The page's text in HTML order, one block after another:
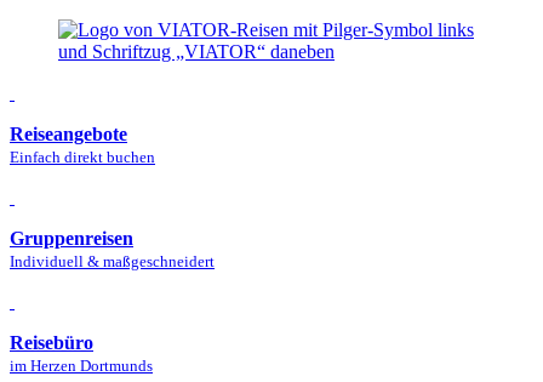
Reiseangebote
Einfach direkt buchen
Gruppenreisen
Individuell & maßgeschneidert
Reisebüro
im Herzen Dortmunds